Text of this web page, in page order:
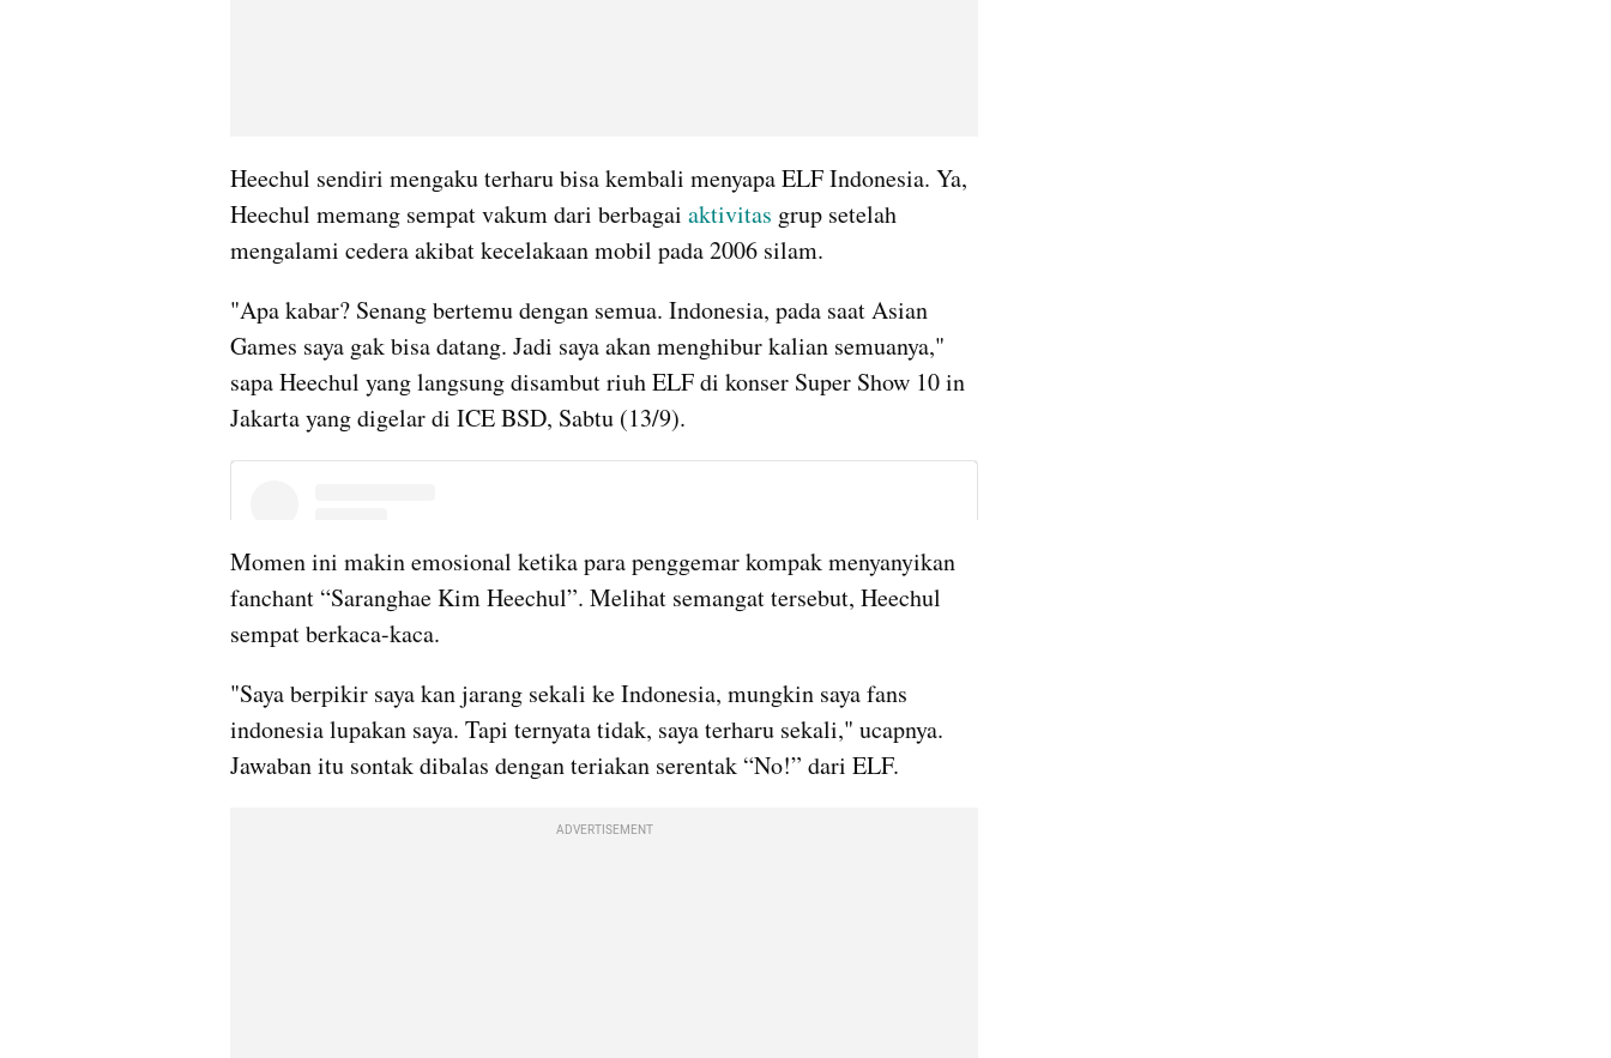
Heechul sendiri mengaku terharu bisa kembali menyapa ELF Indonesia. Ya,
Heechul memang sempat vakum dari berbagai aktivitas grup setelah
mengalami cedera akibat kecelakaan mobil pada 2006 silam.
"Apa kabar? Senang bertemu dengan semua. Indonesia, pada saat Asian
Games saya gak bisa datang. Jadi saya akan menghibur kalian semuanya,"
sapa Heechul yang langsung disambut riuh ELF di konser Super Show 10 in
Jakarta yang digelar di ICE BSD, Sabtu (13/9).
Momen ini makin emosional ketika para penggemar kompak menyanyikan
fanchant “Saranghae Kim Heechul”. Melihat semangat tersebut, Heechul
sempat berkaca-kaca.
"Saya berpikir saya kan jarang sekali ke Indonesia, mungkin saya fans
indonesia lupakan saya. Tapi ternyata tidak, saya terharu sekali," ucapnya.
Jawaban itu sontak dibalas dengan teriakan serentak “No!” dari ELF.
ADVERTISEMENT